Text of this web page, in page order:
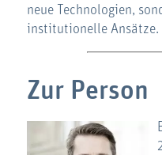
neue Technologien,
institutionelle Ansätze.
Zur Person